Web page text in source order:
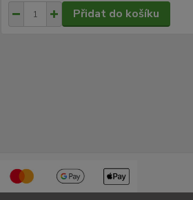
Přidat do košíku